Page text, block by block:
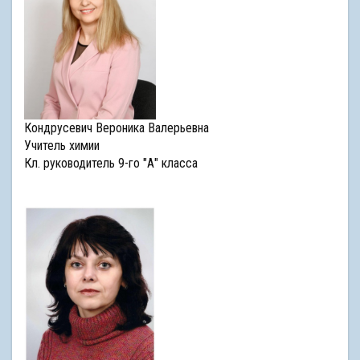
Кондрусевич Вероника Валерьевна
Учитель химии
Кл. руководитель 9-го "А" класса